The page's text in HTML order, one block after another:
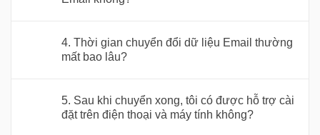
4. Thời gian chuyển đổi dữ liệu Email thường
mất bao lâu?
5. Sau khi chuyển xong, tôi có được hỗ trợ cài
đặt trên điện thoại và máy tính không?